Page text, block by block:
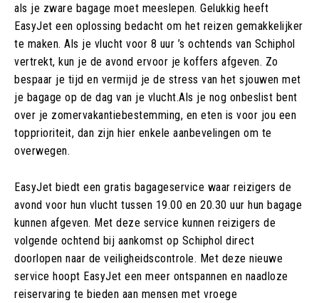
als je zware bagage moet meeslepen. Gelukkig heeft
EasyJet een oplossing bedacht om het reizen gemakkelijker
te maken. Als je vlucht voor 8 uur ’s ochtends van Schiphol
vertrekt, kun je de avond ervoor je koffers afgeven. Zo
bespaar je tijd en vermijd je de stress van het sjouwen met
je bagage op de dag van je vlucht.Als je nog onbeslist bent
over je zomervakantiebestemming, en eten is voor jou een
topprioriteit, dan zijn hier enkele aanbevelingen om te
overwegen.
EasyJet biedt een gratis bagageservice waar reizigers de
avond voor hun vlucht tussen 19.00 en 20.30 uur hun bagage
kunnen afgeven. Met deze service kunnen reizigers de
volgende ochtend bij aankomst op Schiphol direct
doorlopen naar de veiligheidscontrole. Met deze nieuwe
service hoopt EasyJet een meer ontspannen en naadloze
reiservaring te bieden aan mensen met vroege